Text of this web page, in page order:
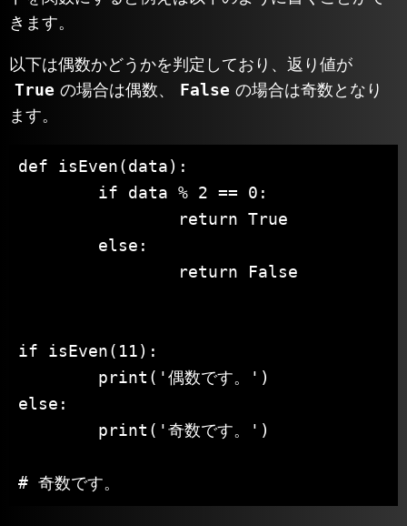
きます。
以下は偶数かどうかを判定しており、返り値が
True の場合は偶数、 False の場合は奇数となり
ます。
def isEven(data):
if isEven(11):
else:
# 奇数です。